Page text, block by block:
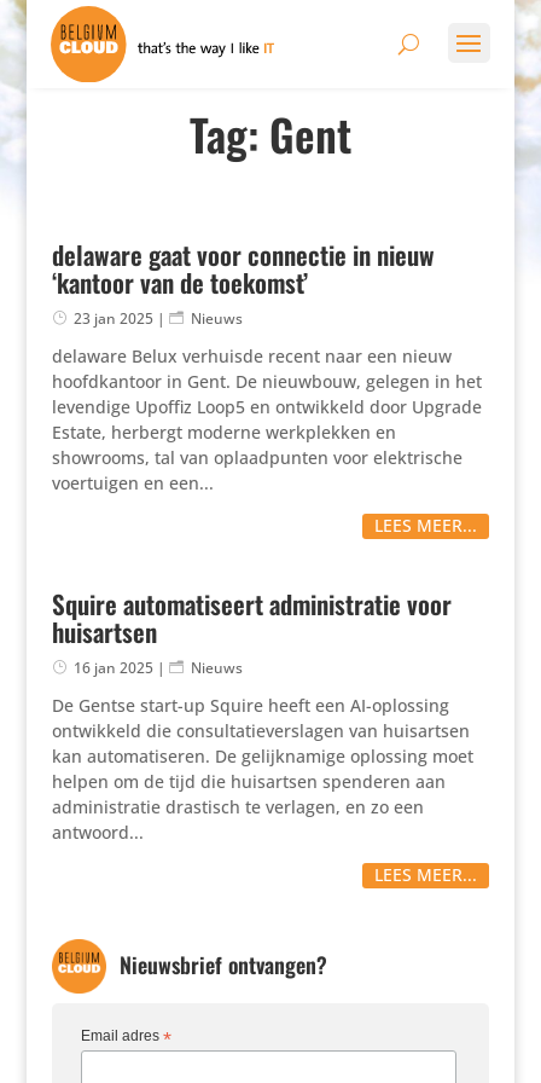
Tag: Gent
delaware gaat voor connectie in nieuw
‘kantoor van de toekomst’
23 jan 2025| Nieuws
delaware Belux verhuisde recent naar een nieuw
hoofd­kan­toor in Gent. De nieuwbouw, gelegen in het
levendige Upoffiz Loop5 en ontwik­keld door Upgrade
Estate, herbergt moderne werk­plekken en
showrooms, tal van oplaad­punten voor elek­tri­sche
voer­tuigen en een...
LEES MEER...
Squire automatiseert administratie voor
huisartsen
16 jan 2025| Nieuws
De Gentse start-up Squire heeft een AI-oplossing
ontwik­keld die consul­ta­tie­ver­slagen van huis­artsen
kan auto­ma­ti­seren. De gelijk­na­mige oplossing moet
helpen om de tijd die huis­artsen spenderen aan
admi­ni­stratie drastisch te verlagen, en zo een
antwoord...
LEES MEER...
Nieuwsbrief ontvangen?
Email adres *